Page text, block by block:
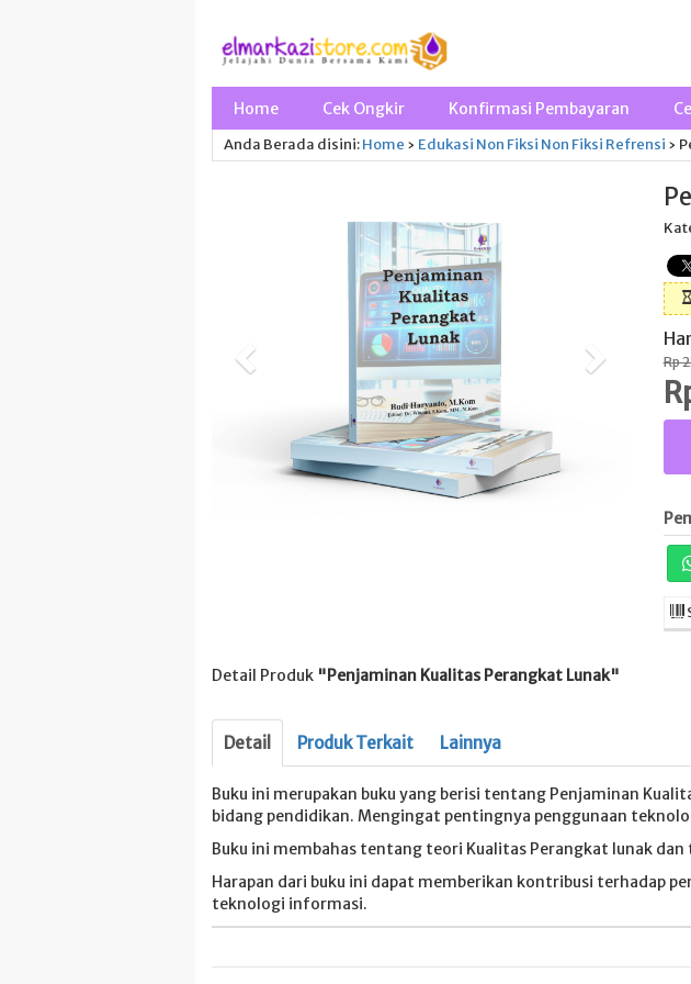
Home Cek Ongkir Konfirmasi Pembayaran
Anda Berada disini: Home › Edukasi Non Fiksi Non Fiksi Refrensi ›
Rp
Detail Produk "Penjaminan Kualitas Perangkat Lunak"
Detail Produk Terkait Lainnya
Buku ini merupakan buku yang berisi tentang Penjaminan
bidang pendidikan. Mengingat pentingnya penggunaan
Buku ini membahas tentang teori Kualitas Perangkat lunak
Harapan dari buku ini dapat memberikan kontribusi terhadap
teknologi informasi.